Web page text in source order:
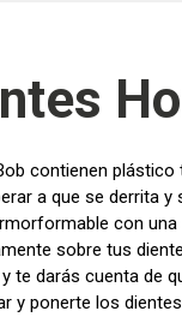
contienen
a que se derrita y
con
sobre tus
te darás cuenta de
y ponerte los